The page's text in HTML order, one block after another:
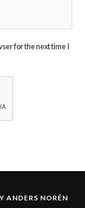
for the next time I
ANDERS NORÉN